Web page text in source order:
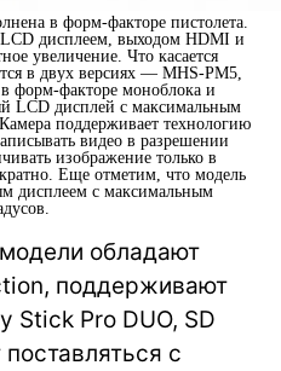
в форм-факторе пистолета.
дисплеем, выходом HDMI и
увеличение. Что касается
в двух версиях — MHS-PM5,
форм-факторе моноблока и
LCD дисплей с максимальным
поддерживает технологию
видео в разрешении
изображение только в
Еще отметим, что модель
дисплеем с максимальным
обладают
поддерживают
Stick Pro DUO, SD
с